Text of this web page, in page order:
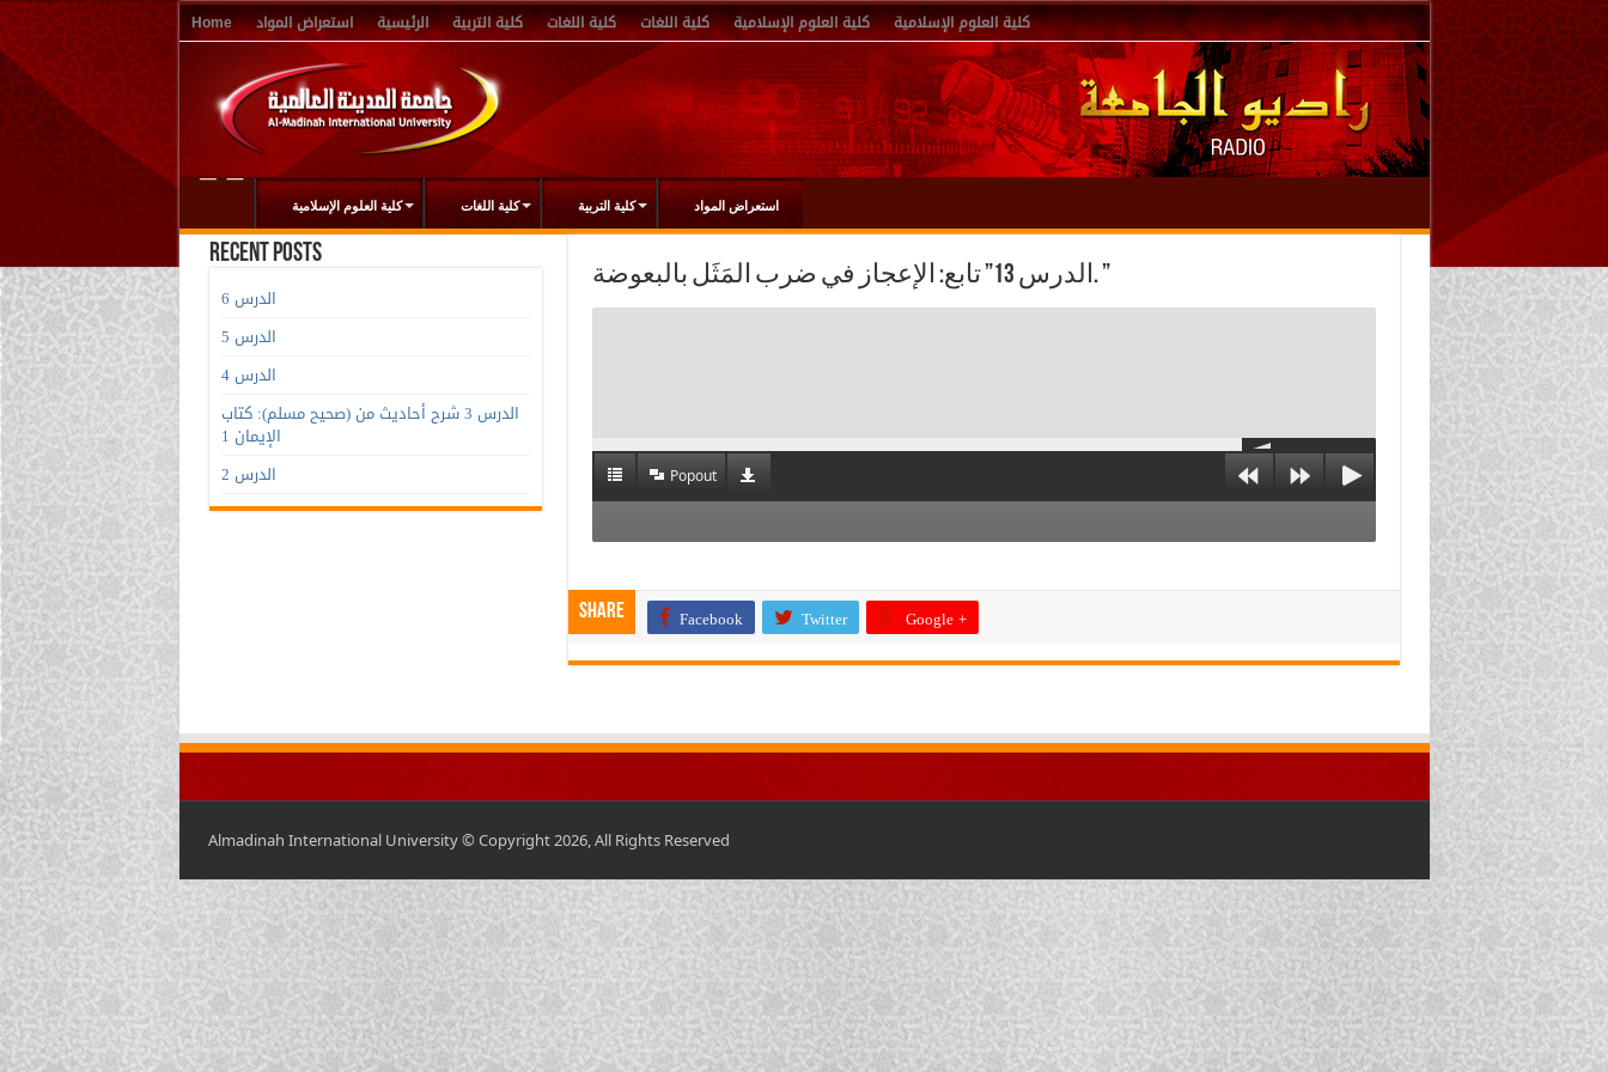
Home استعراض المواد الرئيسية كلية التربية كلية اللغات كلية اللغات كلية العلوم الإسلامية كلية العلوم الإسلامية
كلية العلوم الإسلامية كلية اللغات كلية التربية استعراض المواد
الدرس 13” تابع: الإعجاز في ضرب المَثَل بالبعوضة. ”
Popout
Share Facebook Twitter Google +
Recent Posts
الدرس 6
الدرس 5
الدرس 4
الدرس 3 شرح أحاديث من (صحيح مسلم): كتاب
الإيمان 1
الدرس 2
Almadinah International University © Copyright 2026, All Rights Reserved